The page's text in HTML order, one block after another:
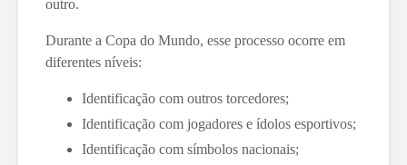
outro.
Durante a Copa do Mundo, esse processo ocorre em
diferentes níveis:
Identificação com outros torcedores;
Identificação com jogadores e ídolos esportivos;
Identificação com símbolos nacionais;